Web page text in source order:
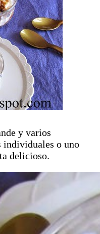
y varios
individuales o uno
delicioso.